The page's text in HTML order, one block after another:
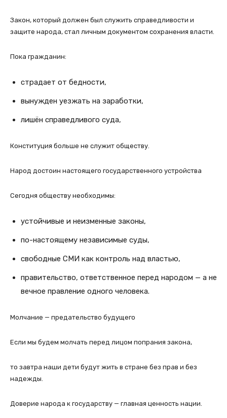
Закон, который должен был служить справедливости и
защите народа, стал личным документом сохранения власти.
Пока гражданин:
страдает от бедности,
вынужден уезжать на заработки,
лишён справедливого суда,
Конституция больше не служит обществу.
Народ достоин настоящего государственного устройства
Сегодня обществу необходимы:
устойчивые и неизменные законы,
по-настоящему независимые суды,
свободные СМИ как контроль над властью,
правительство, ответственное перед народом — а не
вечное правление одного человека.
Молчание — предательство будущего
Если мы будем молчать перед лицом попрания закона,
то завтра наши дети будут жить в стране без прав и без
надежды.
Доверие народа к государству — главная ценность нации.